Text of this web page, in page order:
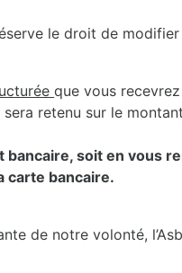
le droit de
que vous
retenu sur le
soit en vous
carte bancaire.
de notre volonté,